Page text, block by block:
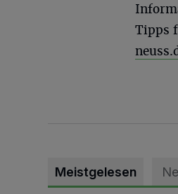
Tipps
Meistgelesen